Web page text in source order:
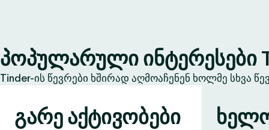
პოპულარული ინტერესები
Tinder-ის წევრები ხშირად აღმოაჩენენ ხოლმე სხვა
გარე აქტივობები